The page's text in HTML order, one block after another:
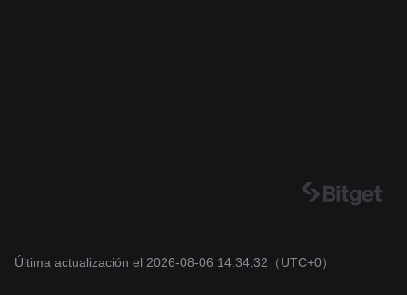
Última actualización el 2026-08-06 14:34:32 （UTC+0）